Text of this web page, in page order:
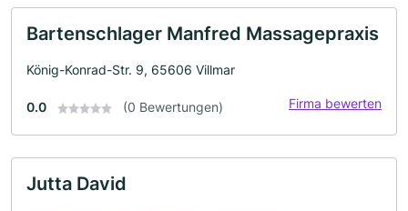
Bartenschlager Manfred Massagepraxis
König-Konrad-Str. 9, 65606 Villmar
0.0 (0 Bewertungen) Firma bewerten
Jutta David